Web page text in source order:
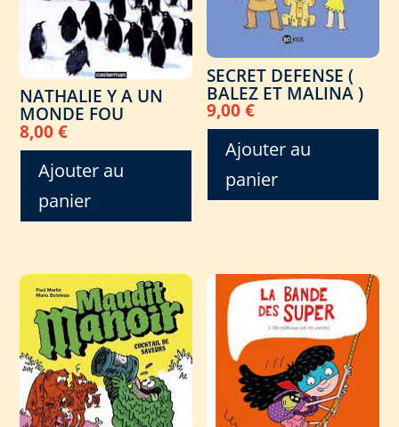
NATHALIE Y A UN
MONDE FOU
8,00€
Ajouter au
panier
SECRET DEFENSE (
BALEZ ET MALINA )
9,00€
Ajouter au
panier